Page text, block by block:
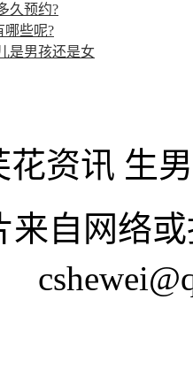
久预约?
哪些呢?
是男孩还是女
资讯 生
来自网络